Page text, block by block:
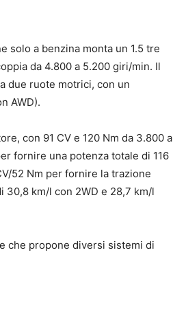
solo a benzina monta un 1.5 tre
da 4.800 a 5.200 giri/min. Il
due ruote motrici, con un
AWD).
con 91 CV e 120 Nm da 3.800 a
fornire una potenza totale di 116
52 Nm per fornire la trazione
30,8 km/l con 2WD e 28,7 km/l
che propone diversi sistemi di